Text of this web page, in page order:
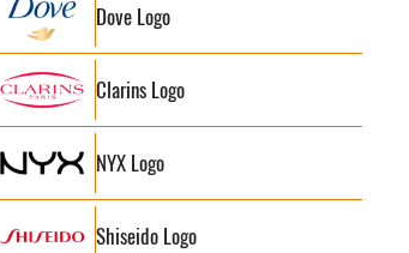
Dove Logo
Clarins Logo
NYX Logo
Shiseido Logo